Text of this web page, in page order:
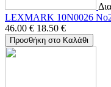
LEXMARK 10N0026
46.00 € 18.50 €
Προσθήκη στο Καλάθι